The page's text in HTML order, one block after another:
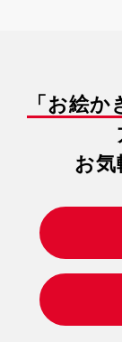
「お絵
お気